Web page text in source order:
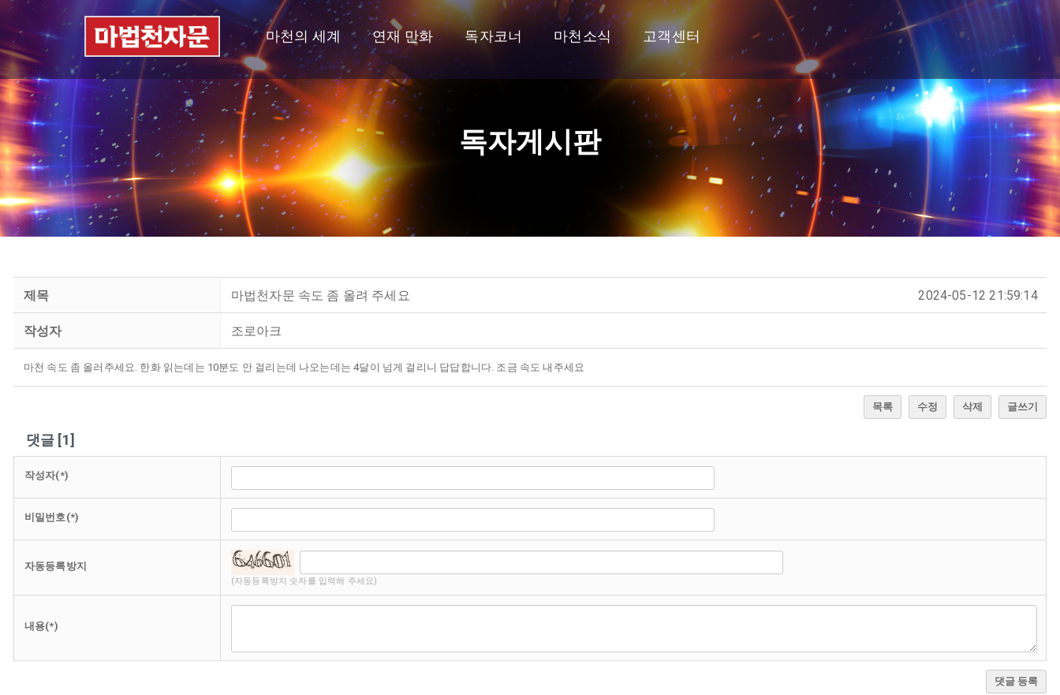
마천의 세계 연재 만화 독자코너 마천소식 고객센터
독자게시판
제목 마법천자문 속도 좀 올려 주세요 2024-05-12 21:59:14
작성자 조로아크
마천 속도 좀 올러주세요. 한화 읽는데는 10분도 안 걸리는데 나오는데는 4달이 넘게 걸리니 답답합니다. 조금 속도 내주세요
목록 수정 삭제 글쓰기
댓글 [1]
작성자(*)
비밀번호(*)
자동등록방지
(자동등록방지 숫자를 입력해 주세요)
내용(*)
댓글 등록